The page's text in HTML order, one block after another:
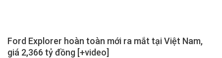
Ford Explorer hoàn toàn mới ra mắt tại Việt Nam,
giá 2,366 tỷ đồng [+video]